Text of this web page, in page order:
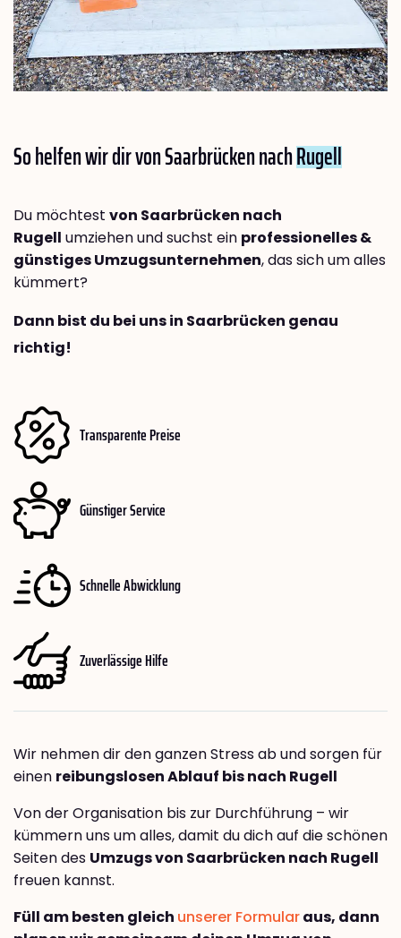
So helfen wir dir von Saarbrücken nachRugell
Du möchtest von Saarbrücken nach
Rugell umziehen und suchst ein professionelles &
günstiges Umzugsunternehmen, das sich um alles
kümmert?
Dann bist du bei uns in Saarbrücken genau
richtig!
Transparente Preise
Günstiger Service
Schnelle Abwicklung
Zuverlässige Hilfe
Wir nehmen dir den ganzen Stress ab und sorgen für
einen reibungslosen Ablauf bis nach Rugell
Von der Organisation bis zur Durchführung – wir
kümmern uns um alles, damit du dich auf die schönen
Seiten des Umzugs von Saarbrücken nach Rugell
freuen kannst.
Füll am besten gleich unserer Formularaus, dann